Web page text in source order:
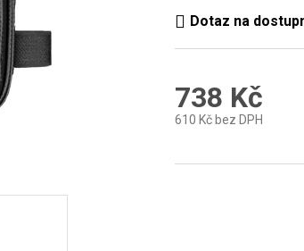
738 Kč
610 Kč bez DPH